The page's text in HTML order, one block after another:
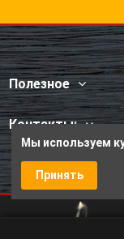
Полезное
Контакты:
Мы используем
Принять